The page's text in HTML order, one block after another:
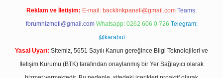
Reklam ve İletişim: E-mail: backlinkpaneli@gmail.com Teams:
forumhizmeti@gmail.com Whatsapp: 0262 606 0 726 Telegram:
@karabul
Yasal Uyarı: Sitemiz, 5651 Sayılı Kanun gereğince Bilgi Teknolojileri ve
İletişim Kurumu (BTK) tarafından onaylanmış bir Yer Sağlayıcı olarak